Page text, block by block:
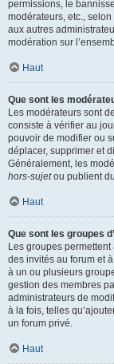
permissions, le
modérateurs, etc.,
aux autres
modération sur
Haut
Que sont les
Les modérateurs sont
consiste à vérifier au
pouvoir de modifier ou
déplacer, supprimer et
Généralement, les
hors-sujetou publient
Haut
Que sont les groupes
Les groupes
des invités au forum et
à un ou plusieurs
gestion des membres
administrateurs de
à la fois, telles
un forum privé.
Haut